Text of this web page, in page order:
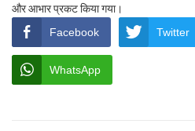
और आभार प्रकट किया गया।
Facebook
Twitter
WhatsApp